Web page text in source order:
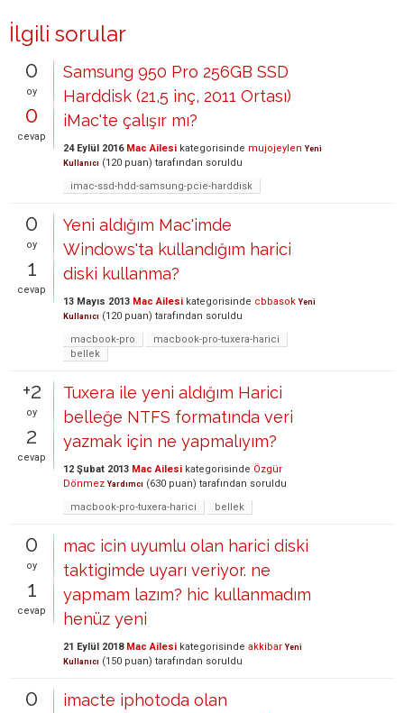
İlgili sorular
0
oy
0
cevap
Samsung 950 Pro 256GB SSD
Harddisk (21,5 inç, 2011 Ortası)
iMac'te çalışır mı?
24 Eylül 2016 Mac Ailesi kategorisinde mujojeylen Yeni
Kullanıcı (120 puan) tarafından soruldu
imac-ssd-hdd-samsung-pcie-harddisk
0
oy
1
cevap
Yeni aldığım Mac'imde
Windows'ta kullandığım harici
diski kullanma?
13 Mayıs 2013 Mac Ailesi kategorisinde cbbasok Yeni
Kullanıcı (120 puan) tarafından soruldu
macbook-pro
macbook-pro-tuxera-harici
bellek
+2
oy
2
cevap
Tuxera ile yeni aldığım Harici
belleğe NTFS formatında veri
yazmak için ne yapmalıyım?
12 Şubat 2013 Mac Ailesi kategorisinde Özgür
Dönmez Yardımcı (630 puan) tarafından soruldu
macbook-pro-tuxera-harici
bellek
0
oy
1
cevap
mac icin uyumlu olan harici diski
taktigimde uyarı veriyor. ne
yapmam lazım? hic kullanmadım
henüz yeni
21 Eylül 2018 Mac Ailesi kategorisinde akkibar Yeni
Kullanıcı (150 puan) tarafından soruldu
0
imacte iphotoda olan